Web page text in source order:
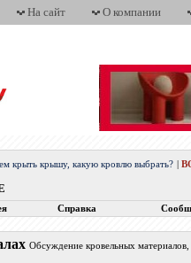
На сайт О компании
крыть крышу, какую кровлю выбрать?
Справка
Обсуждение кровельных